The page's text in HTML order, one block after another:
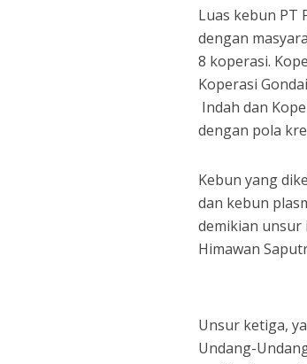
Luas kebun PT
dengan
8 koperasi.
Koperasi
Indah dan
dengan pola
Kebun yang
dan kebun
demikian unsur
Himawan
Unsur ketiga,
Undang-